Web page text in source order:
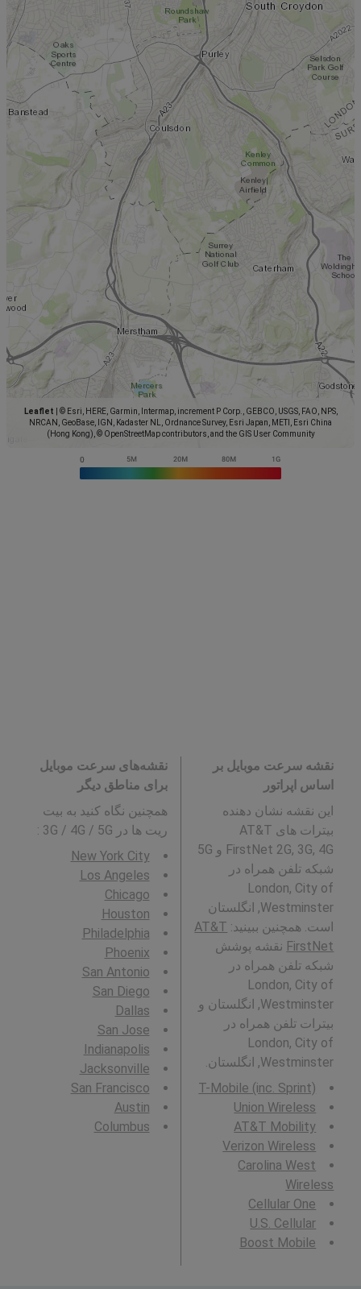
Leaflet
© Esri, HERE, Garmin, Intermap, increment P Corp., GEBCO, USGS, FAO, NPS,
NRCAN, GeoBase, IGN, Kadaster NL, Ordnance Survey, Esri Japan, METI, Esri China
(Hong Kong), © OpenStreetMap contributors, and the GIS User Community
نقشه سرعت موبایل بر
اساس اپراتور
این نقشه نشان دهنده
بیترات های AT&T
FirstNet 2G, 3G, 4G و 5G
شبکه تلفن همراه در
London, City of
Westminster, انگلستان
است. همچنین ببینید: AT&T
FirstNet نقشه پوشش
شبکه تلفن همراه در
London, City of
Westminster, انگلستان و
بیترات تلفن همراه در
London, City of
Westminster, انگلستان.
T-Mobile (inc. Sprint)
Union Wireless
AT&T Mobility
Verizon Wireless
Carolina West
Wireless
Cellular One
U.S. Cellular
Boost Mobile
نقشه‌های سرعت موبایل
برای مناطق دیگر
همچنین نگاه کنید به بیت
ریت ها در 3G / 4G / 5G
:
New York City
Los Angeles
Chicago
Houston
Philadelphia
Phoenix
San Antonio
San Diego
Dallas
San Jose
Indianapolis
Jacksonville
San Francisco
Austin
Columbus